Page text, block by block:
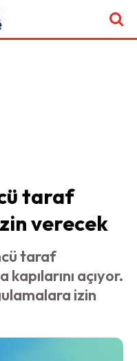
taraf
verecek
taraf
açıyor.
izin